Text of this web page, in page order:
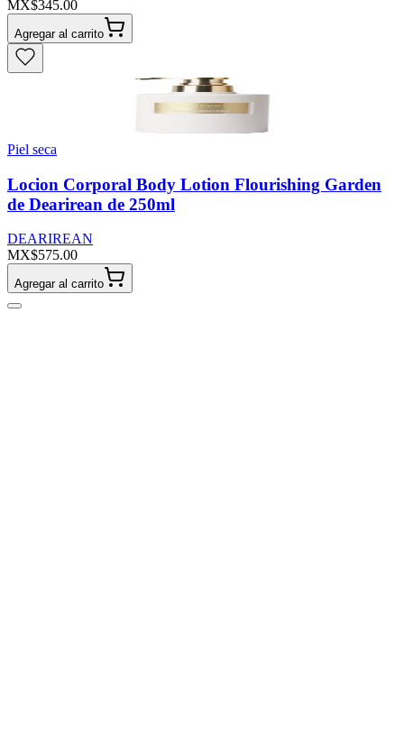
MX$345.00
Agregar al carrito
Piel seca
Locion Corporal Body Lotion Flourishing Garden
de Dearirean de 250ml
DEARIREAN
MX$575.00
Agregar al carrito